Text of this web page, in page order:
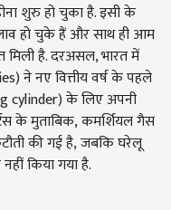
शुरु हो चुका है. इसी के
हो चुके हैं और साथ ही आम
मिली है. दरअसल, भारत में
ने नए वित्तीय वर्ष के पहले
cylinder)के लिए अपनी
के मुताबिक,कमर्शियल गैस
की गई है,जबकि घरेलू
किया गया है.